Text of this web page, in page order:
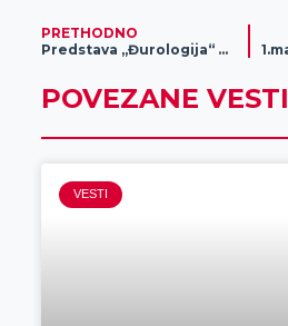
PRETHODNO
Predstava „Đurologija“ u Kulutnom centru Zrenjanina
POVEZANE VESTI
VESTI